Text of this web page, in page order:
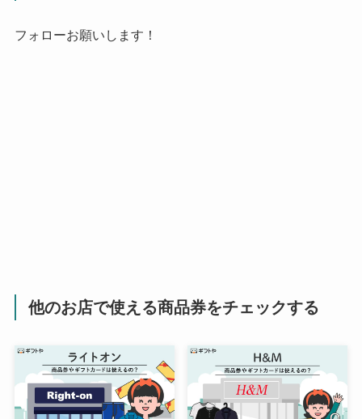
フォローお願いします！
他のお店で使える商品券をチェックする